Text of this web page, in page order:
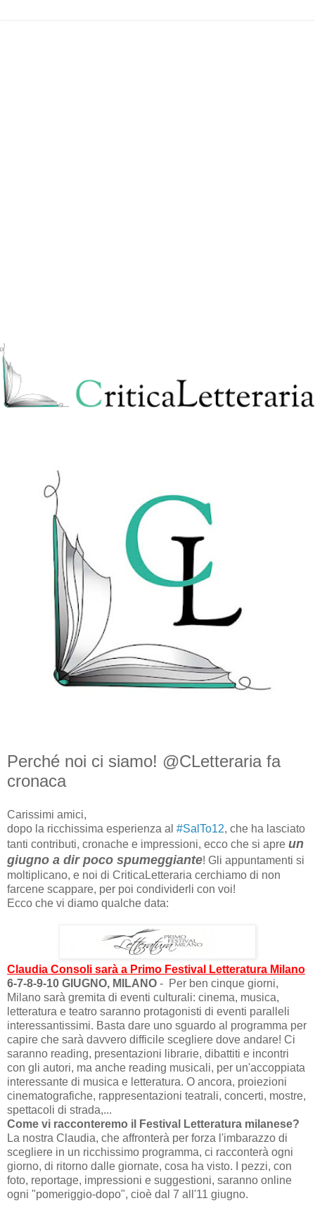
Perché noi ci siamo! @CLetteraria fa
cronaca
Carissimi amici,
dopo la ricchissima esperienza al #SalTo12, che ha lasciato
tanti contributi, cronache e impressioni, ecco che si apre un
giugno a dir poco spumeggiante! Gli appuntamenti si
moltiplicano, e noi di CriticaLetteraria cerchiamo di non
farcene scappare, per poi condividerli con voi!
Ecco che vi diamo qualche data:
Claudia Consoli sarà a Primo Festival Letteratura Milano
6-7-8-9-10 GIUGNO, MILANO - Per ben cinque giorni,
Milano sarà gremita di eventi culturali: cinema, musica,
letteratura e teatro saranno protagonisti di eventi paralleli
interessantissimi. Basta dare uno sguardo al programma per
capire che sarà davvero difficile scegliere dove andare! Ci
saranno reading, presentazioni librarie, dibattiti e incontri
con gli autori, ma anche reading musicali, per un'accoppiata
interessante di musica e letteratura. O ancora, proiezioni
cinematografiche, rappresentazioni teatrali, concerti, mostre,
spettacoli di strada,...
Come vi racconteremo il Festival Letteratura milanese?
La nostra Claudia, che affronterà per forza l'imbarazzo di
scegliere in un ricchissimo programma, ci racconterà ogni
giorno, di ritorno dalle giornate, cosa ha visto. I pezzi, con
foto, reportage, impressioni e suggestioni, saranno online
ogni "pomeriggio-dopo", cioè dal 7 all'11 giugno.